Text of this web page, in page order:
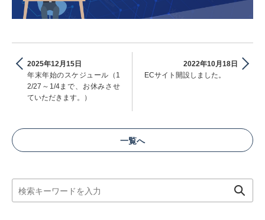
2025年12月15日
年末年始のスケジュール（1
2/27～1/4まで、お休みさせ
ていただきます。）
2022年10月18日
ECサイト開設しました。
一覧へ